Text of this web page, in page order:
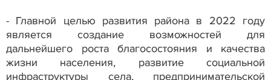
- Главной целью развития района в 2022 году
является создание возможностей для
дальнейшего роста благосостояния и качества
жизни населения, развитие социальной
инфраструктуры села, предпринимательской